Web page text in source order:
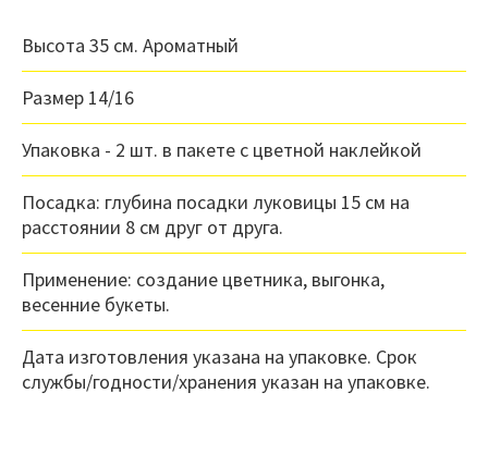
Высота 35 см. Ароматный
Размер 14/16
Упаковка - 2 шт. в пакете с цветной наклейкой
Посадка: глубина посадки луковицы 15 см на
расстоянии 8 см друг от друга.
Применение: создание цветника, выгонка,
весенние букеты.
Дата изготовления указана на упаковке. Срок
службы/годности/хранения указан на упаковке.